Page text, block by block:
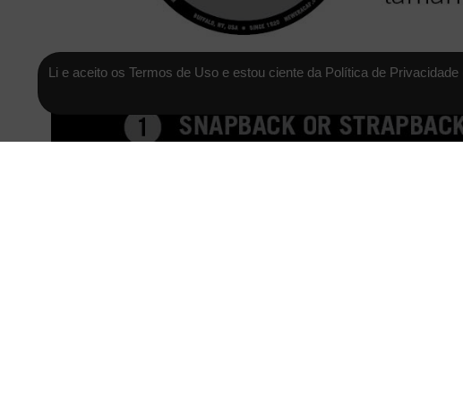
Li e aceito os Termos de Uso e estou ciente da Política de Privacidade